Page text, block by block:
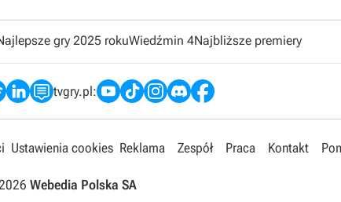
gry 2025 rokuWiedźmin 4Najbliższe premiery
tvgry.pl:
Ustawienia cookies Reklama Zespół Praca Kontakt
2026 Webedia Polska SA